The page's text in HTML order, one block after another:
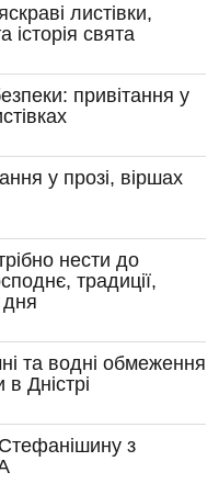
листівки,
історія свята
привітання у
у прозі, віршах
нести до
традиції,
дня
та водні обмеження
Дністрі
з